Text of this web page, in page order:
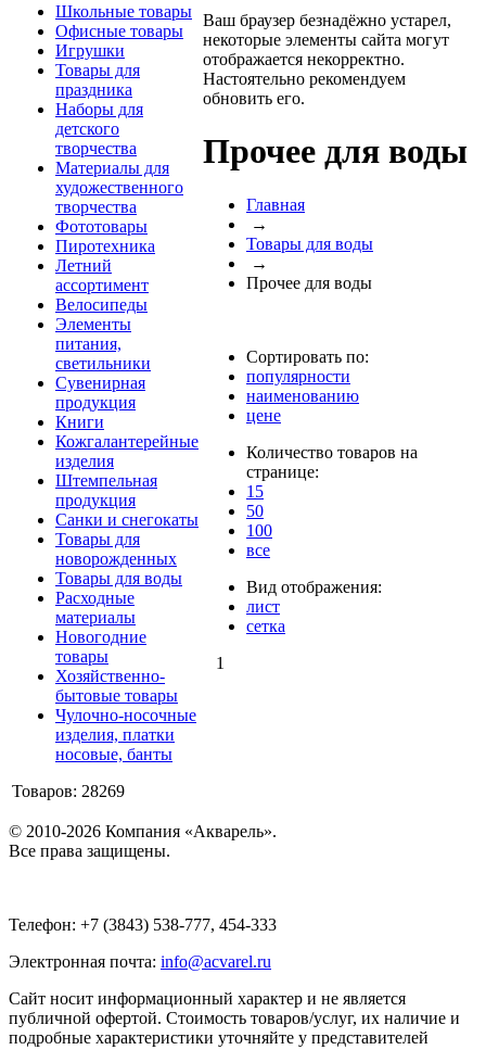
Школьные товары
Офисные товары
Игрушки
Товары для
праздника
Наборы для
детского
творчества
Материалы для
художественного
творчества
Фототовары
Пиротехника
Летний
ассортимент
Велосипеды
Элементы
питания,
светильники
Сувенирная
продукция
Книги
Кожгалантерейные
изделия
Штемпельная
продукция
Санки и снегокаты
Товары для
новорожденных
Товары для воды
Расходные
материалы
Новогодние
товары
Хозяйственно-
бытовые товары
Чулочно-носочные
изделия, платки
носовые, банты
Товаров: 28269
Ваш браузер безнадёжно устарел,
некоторые элементы сайта могут
отображается некорректно.
Настоятельно рекомендуем
обновить его.
Прочее для воды
Главная
→
Товары для воды
→
Прочее для воды
Сортировать по:
популярности
наименованию
цене
Количество товаров на
странице:
15
50
100
все
Вид отображения:
лист
сетка
1
© 2010-2026 Компания «Акварель».
Все права защищены.
Телефон: +7 (3843) 538-777, 454-333
Электронная почта: info@acvarel.ru
Сайт носит информационный характер и не является
публичной офертой. Стоимость товаров/услуг, их наличие и
подробные характеристики уточняйте у представителей